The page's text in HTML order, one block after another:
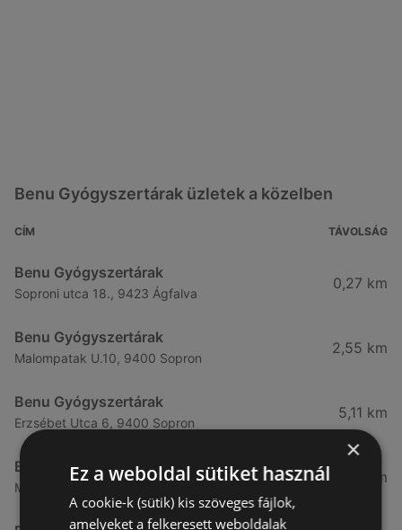
Benu Gyógyszertárak üzletek a közelben
CÍM TÁVOLSÁG
Benu Gyógyszertárak
Soproni utca 18., 9423 Ágfalva
0,27 km
Benu Gyógyszertárak
Malompatak U.10, 9400 Sopron
2,55 km
Benu Gyógyszertárak
Erzsébet Utca 6, 9400 Sopron
5,11 km
Benu Gyógyszertárak
Mátyás Király Utca 23, 9400 Sopron
5,24 km
×
Ez a weboldal sütiket használ
A cookie-k (sütik) kis szöveges fájlok,
amelyeket a felkeresett weboldalak